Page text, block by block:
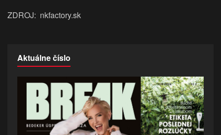
ZDROJ: nkfactory.sk
Aktuálne číslo